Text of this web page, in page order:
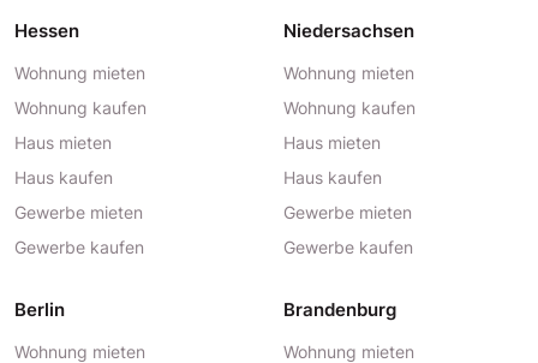
Hessen
Wohnung mieten
Wohnung kaufen
Haus mieten
Haus kaufen
Gewerbe mieten
Gewerbe kaufen
Niedersachsen
Wohnung mieten
Wohnung kaufen
Haus mieten
Haus kaufen
Gewerbe mieten
Gewerbe kaufen
Berlin
Wohnung mieten
Brandenburg
Wohnung mieten